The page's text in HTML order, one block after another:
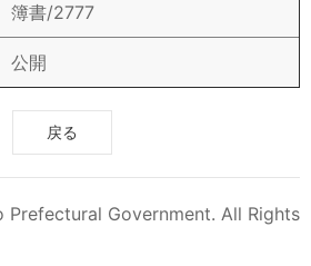
簿書/2777
公開
戻る
Government. All Rights